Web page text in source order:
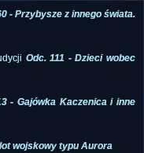
- Przybysze z innego świata.
Odc. 111 - Dzieci wobec
- Gajówka Kaczenica i inne
wojskowy typu Aurora